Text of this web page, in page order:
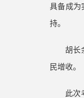
具备成为
持。
胡长
民增收。
此次